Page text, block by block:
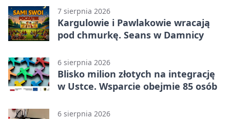
7 sierpnia 2026
Kargulowie i Pawlakowie wracają
pod chmurkę. Seans w Damnicy
6 sierpnia 2026
Blisko milion złotych na integrację
w Ustce. Wsparcie obejmie 85 osób
6 sierpnia 2026